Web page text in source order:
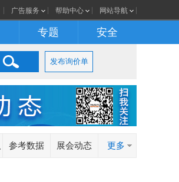
广告服务 帮助中心 网站导航
专题 安全
发布询价单
参考数据 展会动态 更多